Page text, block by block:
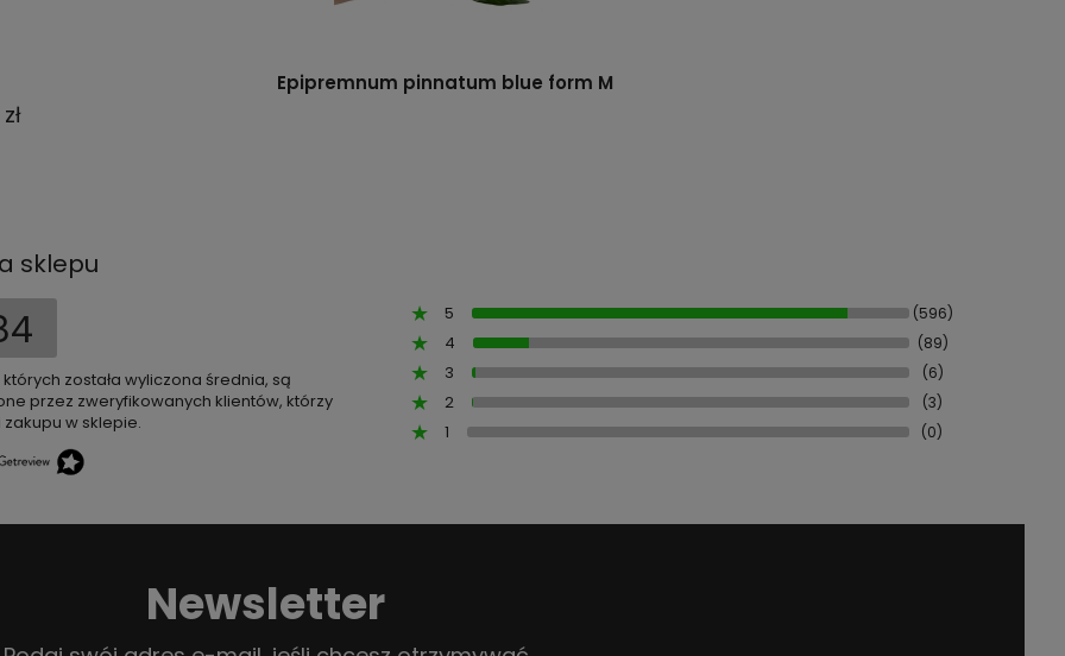
Epipremnum pinnatum blue form M
sklepu
których została wyliczona średnia, są
przez zweryfikowanych klientów, którzy
w sklepie.
5 (596)
4 (89)
3 (6)
2 (3)
1 (0)
Newsletter